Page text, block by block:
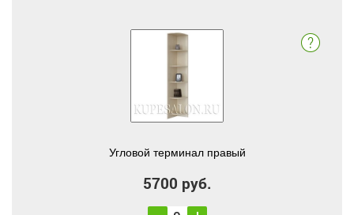
Угловой терминал правый
5700 руб.